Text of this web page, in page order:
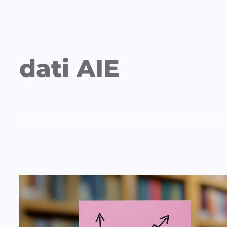
dati AIE